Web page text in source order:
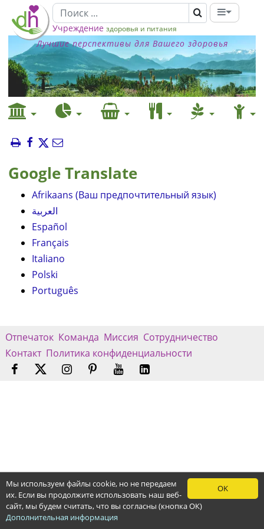
Учреждение здоровья и питания
Лучшие перспективы для Вашего здоровья
Google Translate
Afrikaans (Ваш предпочтительный язык)
العربية
Español
Français
Italiano
Polski
Português
Отпечаток Команда Миссия Сотрудничество
Контакт Политика конфиденциальности
OK
Мы используем файлы cookie, но не передаем
их. Если вы продолжите использовать наш веб-
сайт, мы будем считать, что вы согласны (кнопка ОК)
Дополнительная информация